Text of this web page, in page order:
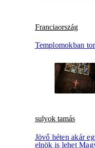
Franciaország
Templomokban
sulyok tamás
Jövő héten akár
elnök is lehet